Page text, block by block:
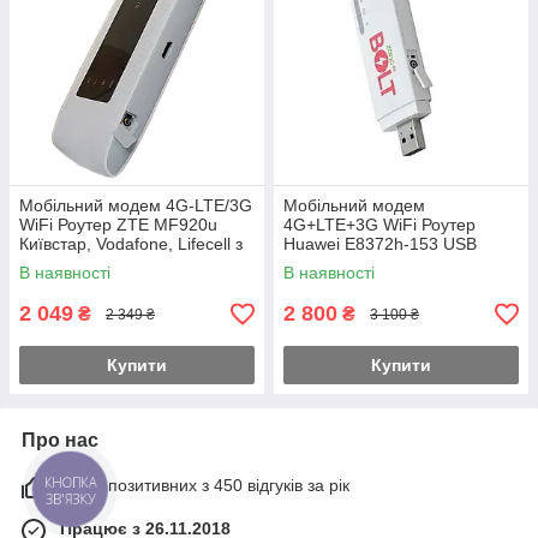
Мобільний модем 4G-LTE/3G
WiFi Роутер ZTE MF920u
Київстар, Vodafone, Lifecell з
2 вих. під антену MiMo УКР!
В наявності
2 049 ₴ 2 349 ₴
Купити
Мобільний модем
4G+LTE+3G WiFi Роутер
Huawei E8372h-153 USB
Київстар, Vodafone, Lifecell з
2 вих. під антену
В наявності
2 800 ₴ 3 100 ₴
Купити
Про нас
100% позитивних з 450 відгуків за рік
Працює з 26.11.2018
КНОПКА
ЗВ'ЯЗКУ